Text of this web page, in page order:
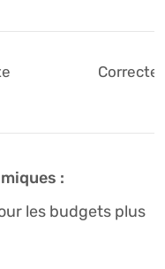
Correcte
:
les budgets plus